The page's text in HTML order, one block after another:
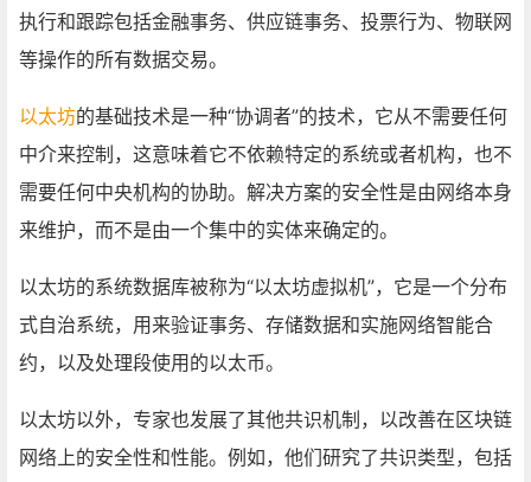
执行和跟踪包括金融事务、供应链事务、投票行为、物联网
等操作的所有数据交易。
以太坊的基础技术是一种“协调者”的技术，它从不需要任何
中介来控制，这意味着它不依赖特定的系统或者机构，也不
需要任何中央机构的协助。解决方案的安全性是由网络本身
来维护，而不是由一个集中的实体来确定的。
以太坊的系统数据库被称为“以太坊虚拟机”，它是一个分布
式自治系统，用来验证事务、存储数据和实施网络智能合
约，以及处理段使用的以太币。
以太坊以外，专家也发展了其他共识机制，以改善在区块链
网络上的安全性和性能。例如，他们研究了共识类型，包括